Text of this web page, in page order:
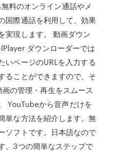
料のオンライン通話やメ
国際通話を利用して、効果
実現します。 動画ダウン
ダウンローダーでは
いページのURLを入力する
ることができますので、そ
の管理・再生をスムース
YouTubeから音声だけを
単な方法を紹介します。無
ソフトです。日本語なので
。3つの簡単なステップで